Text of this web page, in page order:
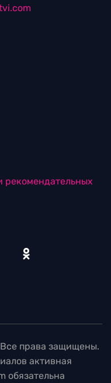
рекомендательных
права защищены.
активная
обязательна